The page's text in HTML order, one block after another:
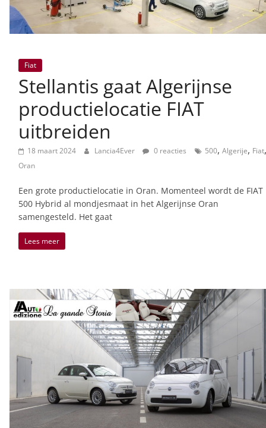
Fiat
Stellantis gaat Algerijnse
productielocatie FIAT
uitbreiden
18 maart 2024 Lancia4Ever 0 reacties 500, Algerije, Fiat,
Oran
Een grote productielocatie in Oran. Momenteel wordt de FIAT
500 Hybrid al mondjesmaat in het Algerijnse Oran
samengesteld. Het gaat
Lees meer